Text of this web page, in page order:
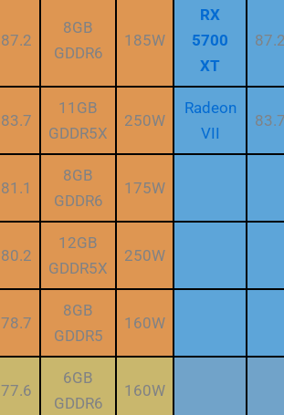
87.2
8GB
GDDR6
185W
RX
5700
XT
83.7
11GB
GDDR5X
250W
Radeon
VII
81.1
8GB
GDDR6
175W
80.2
12GB
GDDR5X
250W
78.7
8GB
GDDR5
160W
77.6
6GB
GDDR6
160W